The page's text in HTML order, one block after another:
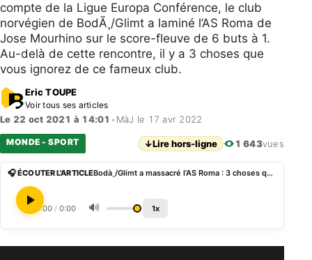
compte de la Ligue Europa Conférence, le club
norvégien de BodÃ¸/Glimt a laminé l’AS Roma de
Jose Mourhino sur le score-fleuve de 6 buts à 1.
Au-delà de cette rencontre, il y a 3 choses que
vous ignorez de ce fameux club.
Eric TOUPE
Voir tous ses articles
Le 22 oct 2021 à 14:01 • MàJ le 17 avr 2022
MONDE - SPORT ↓Lire hors-ligne 1 643vues
🎧 ÉCOUTER L'ARTICLE Bodà¸/Glimt a massacré l’AS Roma : 3 choses que vous ignorez du club norvégien
0:00 / 0:00 🔊 1x